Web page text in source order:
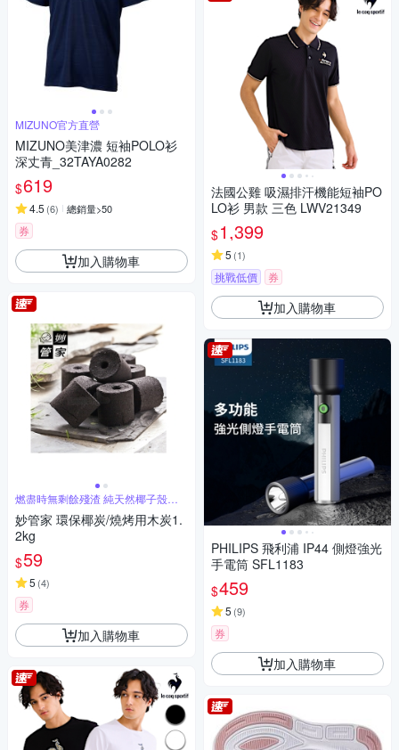
MIZUNO官方直營
MIZUNO美津濃 短袖POLO衫
深丈青_32TAYA0282
$619
4.5 (6) 總銷量>50
券
加入購物車
燃盡時無剩餘殘渣 純天然椰子殼碳
化完成
妙管家 環保椰炭/燒烤用木炭1.
2kg
$59
5 (4)
券
加入購物車
法國公雞 吸濕排汗機能短袖PO
LO衫 男款 三色 LWV21349
$1,399
5 (1)
挑戰低價 券
加入購物車
PHILIPS 飛利浦 IP44 側燈強光
手電筒 SFL1183
$459
5 (9)
券
加入購物車